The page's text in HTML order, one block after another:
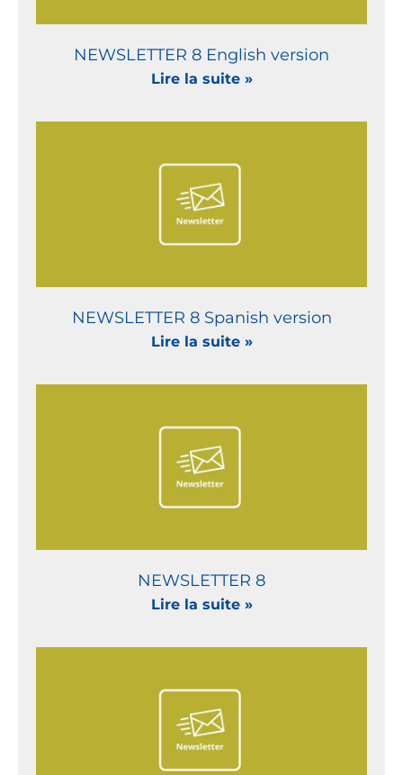
NEWSLETTER 8 English version
Lire la suite »
NEWSLETTER 8 Spanish version
Lire la suite »
NEWSLETTER 8
Lire la suite »